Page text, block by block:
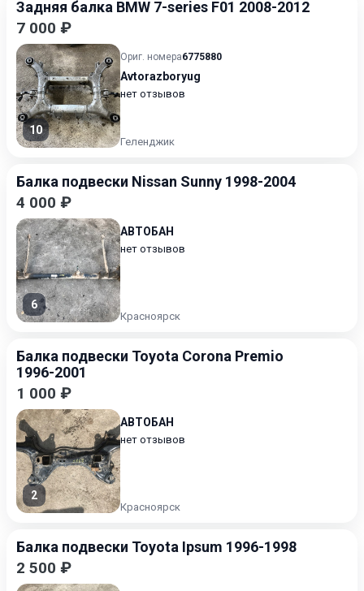
Задняя балка BMW 7-series F01 2008-2012
7 000 ₽
10
Ориг. номера6775880
Avtorazboryug
нет отзывов
Геленджик
Балка подвески Nissan Sunny 1998-2004
4 000 ₽
6
АВТОБАН
нет отзывов
Красноярск
Балка подвески Toyota Corona Premio
1996-2001
1 000 ₽
2
АВТОБАН
нет отзывов
Красноярск
Балка подвески Toyota Ipsum 1996-1998
2 500 ₽